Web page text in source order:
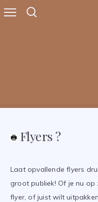
Flyers ?
Laat opvallende flyers
groot publiek! Of je nu
flyer, of juist wilt